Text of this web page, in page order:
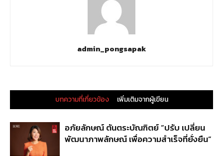
admin_pongsapak
บทความที่เกี่ยวข้อง เพิ่มเติมจากผู้เขียน
อภัยลักษณ์ ตันตระบัณฑิตย์ “ปรับ เปลี่ยน
พัฒนาภาพลักษณ์ เพื่อความสำเร็จที่ยั่งยืน”